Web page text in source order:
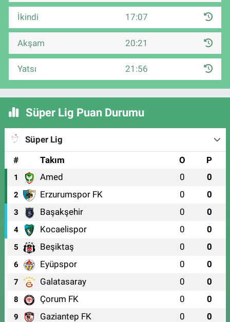
İkindi 17:07
Akşam 20:21
Yatsı 21:56
Süper Lig Puan Durumu
Süper Lig
#
Takım O P
1 Amed 0 0
2 Erzurumspor FK 0 0
3 Başakşehir 0 0
4 Kocaelispor 0 0
5 Beşiktaş 0 0
6 Eyüpspor 0 0
7 Galatasaray 0 0
8 Çorum FK 0 0
9 Gaziantep FK 0 0